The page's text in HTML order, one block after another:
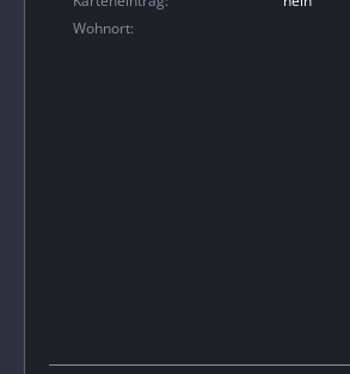
Wohnort